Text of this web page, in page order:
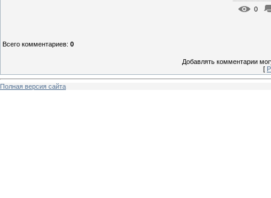
0
Всего комментариев: 0
Добавлять комментарии
[
Полная версия сайта